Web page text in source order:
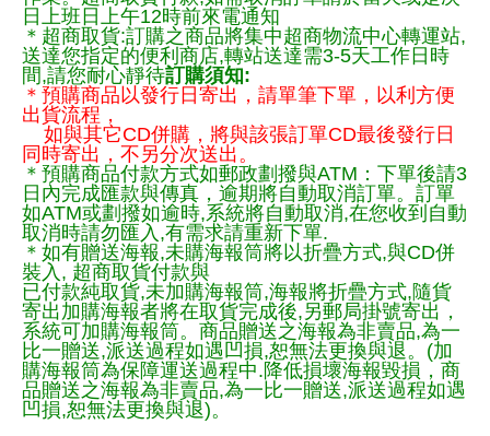
日上班日上午12時前來電通知
＊超商取貨:訂購之商品將集中超商物流中心轉運站,
送達您指定的便利商店,轉站送達需3-5天工作日時
間,請您耐心靜待訂購須知:
＊預購商品以發行日寄出，請單筆下單，以利方便
出貨流程，
如與其它CD併購，將與該張訂單CD最後發行日
同時寄出，不另分次送出。
＊預購商品付款方式如郵政劃撥與ATM：下單後請3
日內完成匯款與傳真，逾期將自動取消訂單。訂單
如ATM或劃撥如逾時,系統將自動取消,在您收到自動
取消時請勿匯入,有需求請重新下單.
＊如有贈送海報,未購海報筒將以折疊方式,與CD併
裝入, 超商取貨付款與
已付款純取貨,未加購海報筒,海報將折疊方式,隨貨
寄出加購海報者將在取貨完成後,另郵局掛號寄出，
系統可加購海報筒。商品贈送之海報為非賣品,為一
比一贈送,派送過程如遇凹損,恕無法更換與退。(加
購海報筒為保障運送過程中.降低損壞海報毀損，商
品贈送之海報為非賣品,為一比一贈送,派送過程如遇
凹損,恕無法更換與退)。